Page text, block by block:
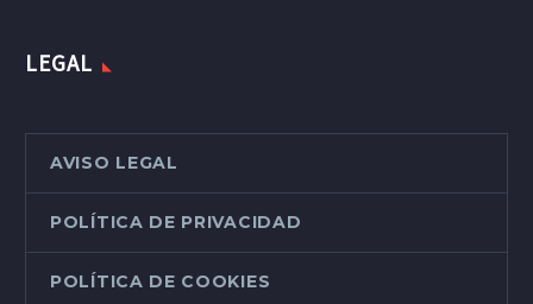
LEGAL
AVISO LEGAL
POLÍTICA DE PRIVACIDAD
POLÍTICA DE COOKIES